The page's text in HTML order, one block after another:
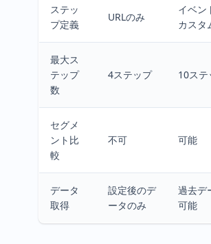
ステッ
プ定義
URLのみ
イベン
カスタ
最大ス
テップ
数
4ステップ 10ステ
セグメ
ント比
較
不可 可能
データ
取得
設定後のデ
ータのみ
過去デ
可能